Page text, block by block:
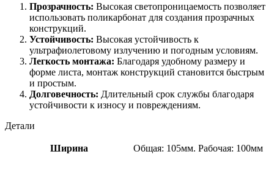
Прозрачность: Высокая светопроницаемость позволяет
использовать поликарбонат для создания прозрачных
конструкций.
Устойчивость: Высокая устойчивость к
ультрафиолетовому излучению и погодным условиям.
Легкость монтажа: Благодаря удобному размеру и
форме листа, монтаж конструкций становится быстрым
и простым.
Долговечность: Длительный срок службы благодаря
устойчивости к износу и повреждениям.
Детали
Ширина Общая: 105мм. Рабочая: 100мм